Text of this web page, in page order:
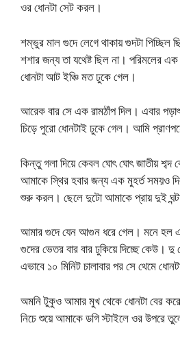
ওর ধোনটা সেট করল।
শম্ভুর মাল গুদে লেগে থাকায় গুদটা পিচ্ছিল
শশার জন্য তা যথেষ্ট ছিল না। পরিমলের
ধোনটা আট ইঞ্চি মত ঢুকে গেল।
আরেক বার সে এক রামঠাঁপ দিল। এবার
চিড়ে পুরো ধোনটাই ঢুকে গেল। আমি
কিন্তু গলা দিয়ে কেবল ঘোৎ ঘোৎ জাতীয়
আমাকে স্থির হবার জন্য এক মুহর্ত সময়ও
শুরু করল। ছেলে দুটো আমাকে প্রায় দুই
আমার গুদে যেন আগুন ধরে গেল। মনে হল
গুদের ভেতর বার বার ঢুকিয়ে দিচ্ছে কেউ।
এভাবে ১০ মিনিট চালাবার পর সে থেমে
অমনি টুকুও আমার মুখ থেকে ধোনটা বের
নিচে শুয়ে আমাকে ডগি স্টাইলে ওর উপরে